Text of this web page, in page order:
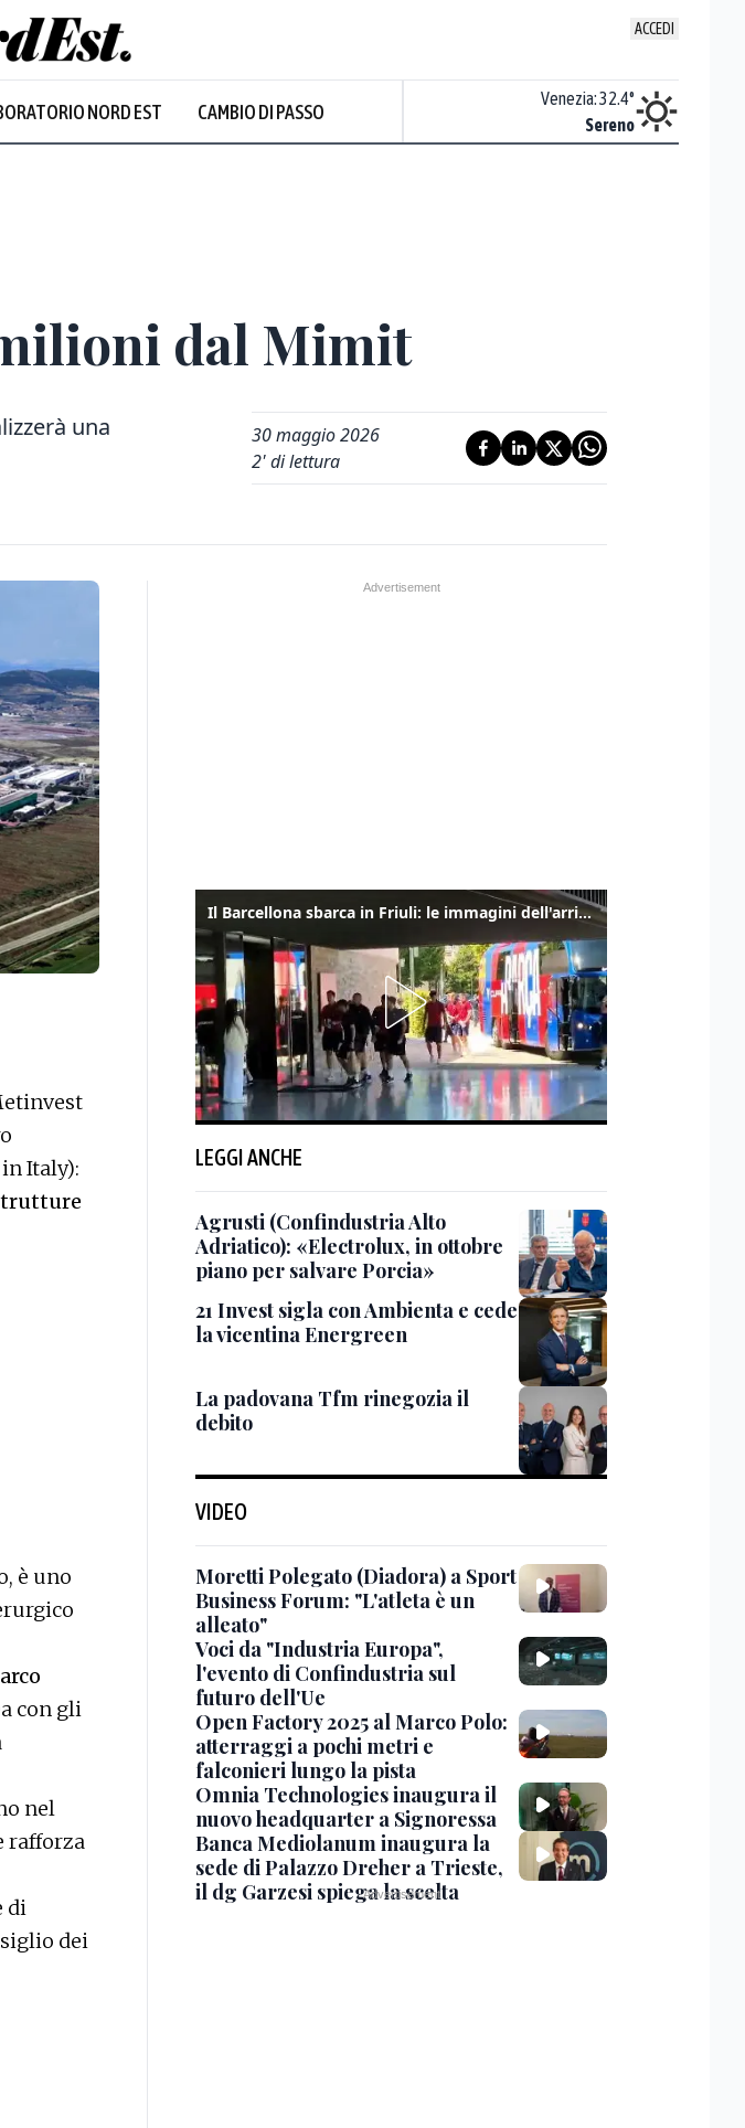
ACCEDI
NORD EST CAMBIO DI PASSO
Nuvoloso
Venezia:32.4°
Sereno
dal Mimit
una
30 maggio 2026
2' di lettura
Italy):
è uno
con gli
nel
rafforza
di
dei
Il Barcellona sbarca in Friuli: le immagini dell'arrivo in albergo
LEGGI ANCHE
Agrusti (Confindustria Alto
Adriatico): «Electrolux, in ottobre
piano per salvare Porcia»
21 Invest sigla con Ambienta e cede
la vicentina Energreen
La padovana Tfm rinegozia il
debito
VIDEO
Moretti Polegato (Diadora) a Sport
Business Forum: "L'atleta è un
alleato"
Voci da "Industria Europa",
l'evento di Confindustria sul
futuro dell'Ue
Open Factory 2025 al Marco Polo:
atterraggi a pochi metri e
falconieri lungo la pista
Omnia Technologies inaugura il
nuovo headquarter a Signoressa
Banca Mediolanum inaugura la
sede di Palazzo Dreher a Trieste,
il dg Garzesi spiega la scelta